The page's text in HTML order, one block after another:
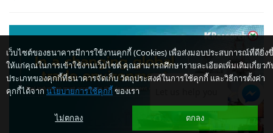
เว็บไซต์ของธนาคารมีการใช้งานคุกกี้ (Cookies) เพื่อส่งมอบประสบการณ์ที่ดียิ่ง
ให้แก่คุณในการเข้าใช้งานเว็บไซต์ คุณสามารถศึกษารายละเอียดเพิ่มเติมเกี่ยวกั
ประเภทของคุกกี้ที่ธนาคารจัดเก็บ วัตถุประสงค์ในการใช้คุกกี้ และวิธีการตั้งค่า
คุกกี้ได้จาก นโยบายการใช้คุกกี้ ของเรา
ไม่ตกลง ตกลง